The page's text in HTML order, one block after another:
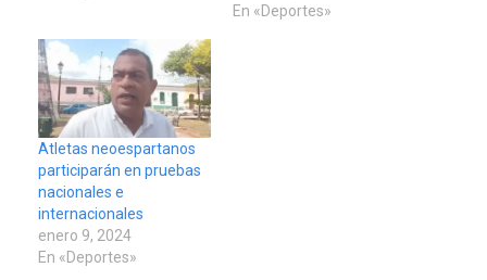
En «Deportes»
Atletas neoespartanos
participarán en pruebas
nacionales e
internacionales
enero 9, 2024
En «Deportes»